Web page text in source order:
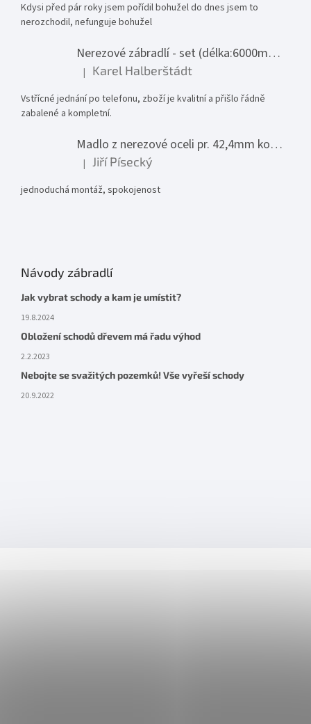
Kdysi před pár roky jsem pořídil bohužel do dnes jsem to
nerozchodil, nefunguje bohužel
Nerezové zábradlí - set (délka:6000mm x výška:1000mm)
Hodnocení produktu je 5 z 5 hvězdiček.
| Karel Halberštádt
Vstřícné jednání po telefonu, zboží je kvalitní a přišlo řádně
zabalené a kompletní.
Madlo z nerezové oceli pr. 42,4mm komplet - model 0116 - 3000mm
Hodnocení produktu je 5 z 5 hvězdiček.
| Jiří Písecký
jednoduchá montáž, spokojenost
Návody zábradlí
Jak vybrat schody a kam je umístit?
19.8.2024
Obložení schodů dřevem má řadu výhod
2.2.2023
Nebojte se svažitých pozemků! Vše vyřeší schody
20.9.2022